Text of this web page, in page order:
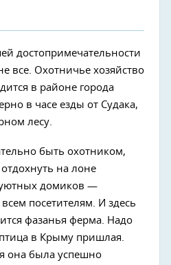
достопримечательности
все. Охотничье хозяйство
в районе города
в часе езды от Судака,
лесу.
быть охотником,
на лоне
домиков —
посетителям. И здесь
фазанья ферма. Надо
в Крыму пришлая.
она была успешно